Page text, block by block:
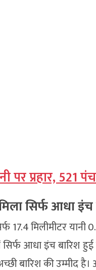
पर प्रहार, 521
सिर्फ आधा इंच
मिलीमीटर यानी
सिर्फ आधा इंच बारिश
बारिश की उम्मीद